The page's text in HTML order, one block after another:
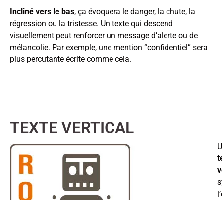
Incliné vers le bas, ça évoquera le danger, la chute, la
régression ou la tristesse. Un texte qui descend
visuellement peut renforcer un message d’alerte ou de
mélancolie. Par exemple, une mention “confidentiel” sera
plus percutante écrite comme cela.
TEXTE VERTICAL